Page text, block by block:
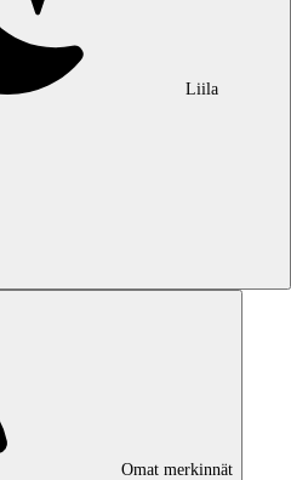
Liila
Omat merkinnät